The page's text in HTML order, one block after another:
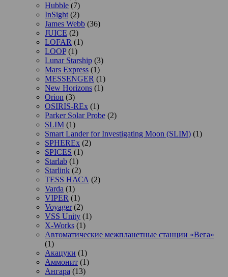
Hubble (7)
InSight (2)
James Webb (36)
JUICE (2)
LOFAR (1)
LOOP(1)
Lunar Starship (3)
Mars Express (1)
MESSENGER (1)
New Horizons (1)
Orion (3)
OSIRIS-REx (1)
Parker Solar Probe (2)
SLIM (1)
Smart Lander for Investigating Moon (SLIM) (1)
SPHEREx (2)
SPICES (1)
Starlab (1)
Starlink (2)
TESS НАСА (2)
Varda (1)
VIPER (1)
Voyager(2)
VSS Unity (1)
X-Works (1)
Автоматические межпланетные станции «Вега»
(1)
Акацуки (1)
Аммонит (1)
Ангара (13)